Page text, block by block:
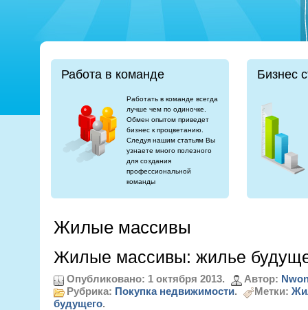
Работа в команде
Работать в команде всегда
лучше чем по одиночке.
Обмен опытом приведет
бизнес к процветанию.
Следуя нашим статьям Вы
узнаете много полезного
для создания
профессиональной
команды
Бизнес
Жилые массивы
Жилые массивы: жилье
Опубликовано: 1 октября 2013. Автор:
Рубрика: Покупка недвижимости. Метки:
будущего.